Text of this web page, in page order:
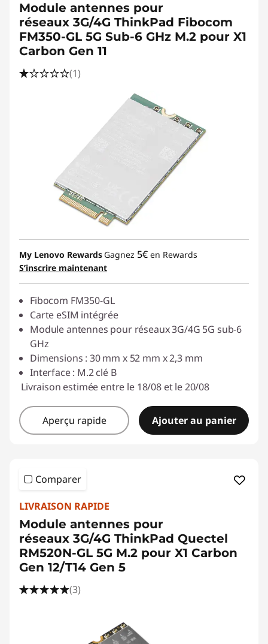
Module antennes pour
réseaux 3G/4G ThinkPad Fibocom
FM350-GL 5G Sub-6 GHz M.2 pour X1
Carbon Gen 11
(1)
My Lenovo Rewards Gagnez 5€ en Rewards
S’inscrire maintenant
Fibocom FM350-GL
Carte eSIM intégrée
Module antennes pour réseaux 3G/4G 5G sub-6
GHz
Dimensions : 30 mm x 52 mm x 2,3 mm
Interface : M.2 clé B
Livraison estimée entre le 18/08 et le 20/08
Aperçu rapide Ajouter au panier
Comparer
LIVRAISON RAPIDE
Module antennes pour
réseaux 3G/4G ThinkPad Quectel
RM520N-GL 5G M.2 pour X1 Carbon
Gen 12/T14 Gen 5
(3)